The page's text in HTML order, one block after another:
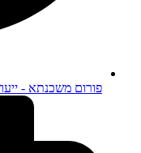
פורום משכנתא -